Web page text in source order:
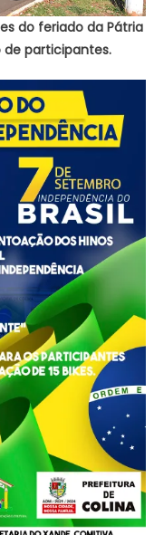
do feriado da Pátria
participantes.